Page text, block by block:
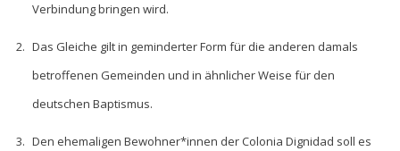
Verbindung bringen wird.
Das Gleiche gilt in geminderter Form für die anderen damals
betroffenen Gemeinden und in ähnlicher Weise für den
deutschen Baptismus.
Den ehemaligen Bewohner*innen der Colonia Dignidad soll es